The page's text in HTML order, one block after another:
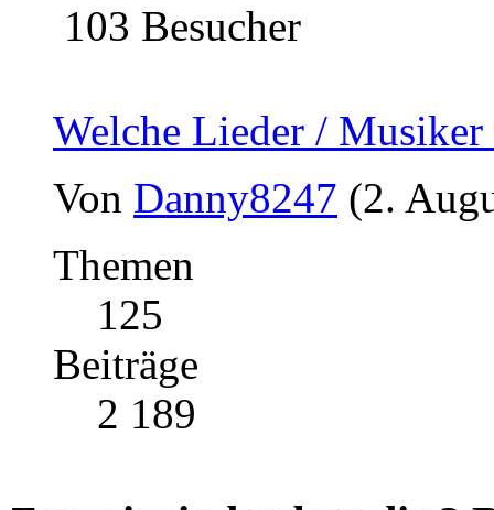
103 Besucher
Welche Lieder /
Von Danny8247 (2.
Themen
125
Beiträge
2 189